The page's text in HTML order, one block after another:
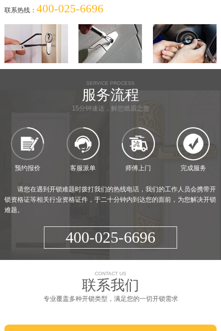
联系热线： 400-025-6696
SERVICE PROCESS
服务流程
15分钟速达，解您燃眉之急
预约报价 客服派单 师傅上门 完成服务
请您在遇到开锁难题时拨打我们的热线电话，我们的工作人员会携带开
锁资格证等相关行业资格证件，于二十分钟内到达您的面前，为您解决开锁
难题。
400-025-6696
CONTACT US
联系我们
专业覆盖多种开锁类型，满足您的一切开锁需求